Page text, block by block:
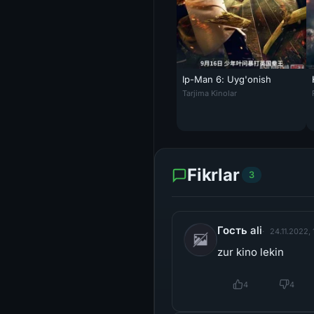
Ip-Man 6: Uyg'onish
Ip-Man 6: Uyg'onish Xitoy
Tarjima Kinolar
Fikrlar 3
Гость ali 24.11.2022,
zur kino lekin
4 4